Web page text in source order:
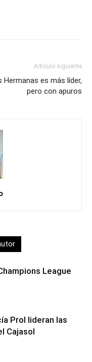
Artículo siguiente
Hermanas es más líder,
pero con apuros
League
Prol lideran las
Cajasol